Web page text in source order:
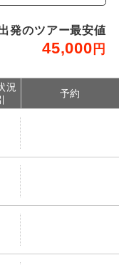
発のツアー最安値
45,000 円
況
予約